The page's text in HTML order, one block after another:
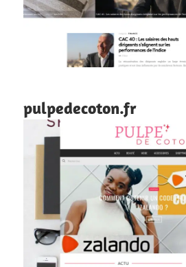
pulpedecoton.fr